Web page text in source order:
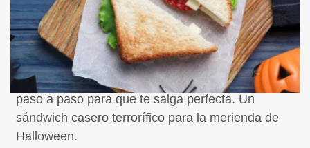
Receta de sándwich de Halloween, preparación
paso a paso para que te salga perfecta. Un
sándwich casero terrorífico para la merienda de
Halloween.